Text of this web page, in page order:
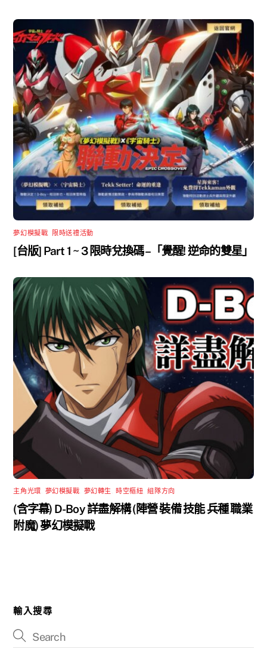
夢幻模擬戰 限時送禮活動
[台版] Part 1 ~ 3 限時兌換碼 –「覺醒! 逆命的雙星」
主角光環 夢幻模擬戰 夢幻轉生 時空樞紐 ,組隊方向
(含字幕) D-Boy 詳盡解構 (陣營 裝備 技能 兵種 職業
附魔) 夢幻模擬戰
輸入搜尋